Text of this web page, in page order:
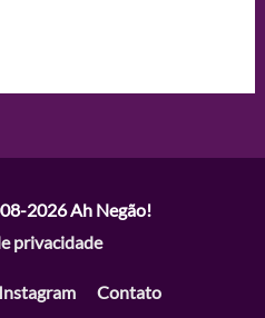
2026Ah Negão!
privacidade
Instagram Contato